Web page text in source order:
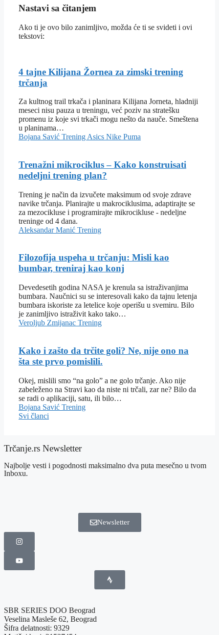
Nastavi sa čitanjem
Ako ti je ovo bilo zanimljivo, možda će ti se svideti i ovi
tekstovi:
4 tajne Kilijana Žornea za zimski trening
trčanja
Za kultnog trail trkača i planinara Kilijana Jorneta, hladniji
meseci nisu pauza u treningu, već poziv na stratešku
promenu iz koje svi trkači mogu nešto da nauče. Smeštena
u planinama…
Bojana Savić Trening Asics Nike Puma
Trenažni mikrociklus – Kako konstruisati
nedeljni trening plan?
Trening je način da izvučete maksimum od svoje zdrave
navike trčanja. Planirajte u makrociklusima, adaptirajte se
za mezocikluse i programirajte mikrocikluse - nedeljne
treninge od 4 dana.
Aleksandar Manić Trening
Filozofija uspeha u trčanju: Misli kao
bumbar, treniraj kao konj
Devedesetih godina NASA je krenula sa istraživanjima
bumbara. Naučnici su se interesovali kako da tajnu letenja
bumbara iskoriste za letelice koje operišu u svemiru. Bilo
je zanimljivo istraživit kako tako…
Veroljub Zmijanac Trening
Kako i zašto da trčite goli? Ne, nije ono na
šta ste prvo pomislili.
Okej, mislili smo “na golo” a ne golo trčanje. Ako nije
zabeleženo na Stravi kao da niste ni trčali, zar ne? Bilo da
se radi o aplikaciji, satu, ili bilo…
Bojana Savić Trening
Svi članci
Trčanje.rs Newsletter
Najbolje vesti i pogodnosti maksimalno dva puta mesečno u tvom
Inboxu.
Newsletter
SBR SERIES DOO Beograd
Veselina Masleše 62, Beograd
Šifra delatnosti: 9329